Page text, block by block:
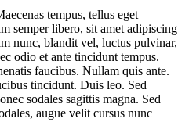
tempus, tellus eget
semper libero, sit amet adipiscing
nunc, blandit vel, luctus pulvinar,
odio et ante tincidunt tempus.
faucibus. Nullam quis ante.
tincidunt. Duis leo. Sed
sodales sagittis magna. Sed
augue velit cursus nunc